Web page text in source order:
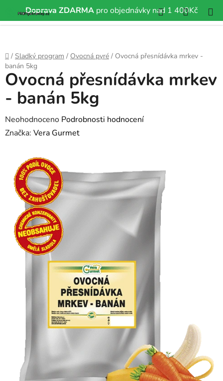
Doprava ZDARMA pro objednávky nad 1 400Kč
Přejít
Hledat
KOŠÍK
Domů
/ Sladký program / Ovocná pyré / Ovocná přesnídávka mrkev -
banán 5kg
Ovocná přesnídávka mrkev
- banán 5kg
Průměrné
hodnocení
0,0
hvězdiček.
Neohodnoceno Podrobnosti hodnocení
Značka: Vera Gurmet